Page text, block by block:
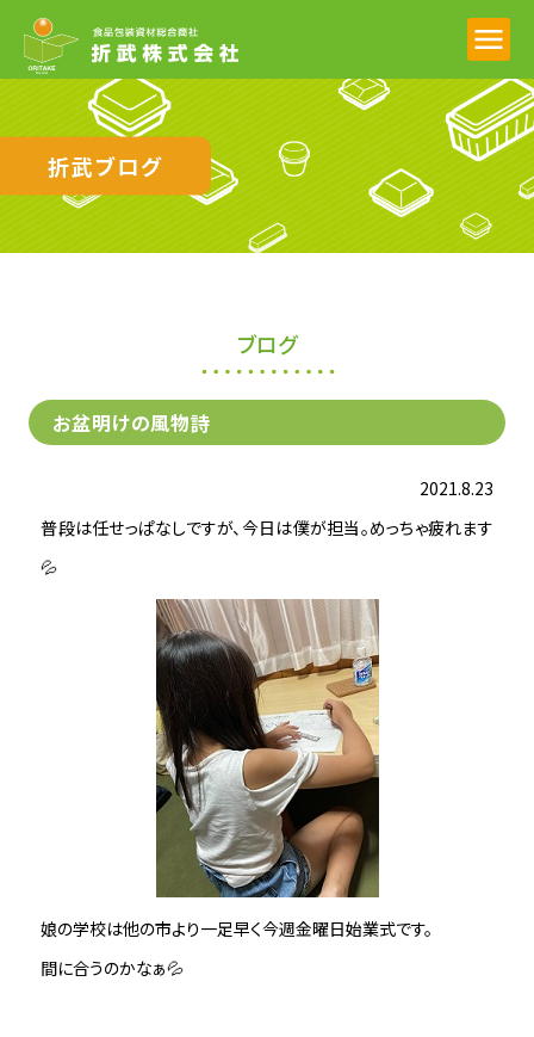
折武ブログ
ブログ
お盆明けの風物詩
2021.8.23
普段は任せっぱなしですが、今日は僕が担当。めっちゃ疲れます
💦
娘の学校は他の市より一足早く今週金曜日始業式です。
間に合うのかなぁ💦